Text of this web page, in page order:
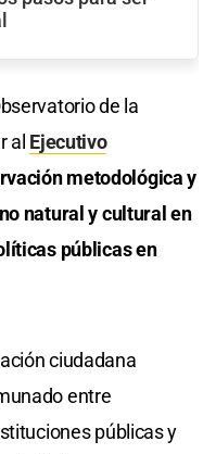
de la
al Ejecutivo
metodológica y
natural y cultural en
públicas en
ciudadana
entre
públicas y